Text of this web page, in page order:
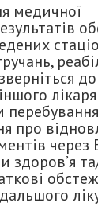
медичної
про
через
здоров’я